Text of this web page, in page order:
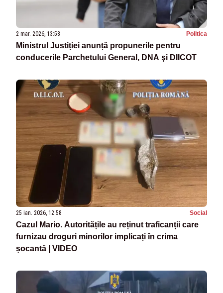
2 mar. 2026, 13:58 Politica
Ministrul Justiției anunță propunerile pentru
conducerile Parchetului General, DNA şi DIICOT
25 ian. 2026, 12:58 Social
Cazul Mario. Autoritățile au reținut traficanții care
furnizau droguri minorilor implicați în crima
șocantă | VIDEO